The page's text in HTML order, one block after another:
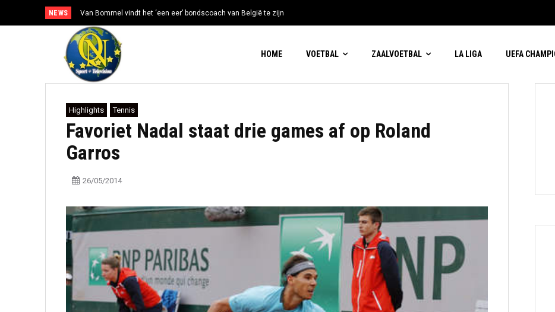
NEWS Van Bommel vindt het ‘een eer’ bondscoach van België te zijn
HOME VOETBAL ZAALVOETBAL LA LIGA UEFA
Highlights Tennis
Favoriet Nadal staat drie games af op Roland
Garros
26/05/2014